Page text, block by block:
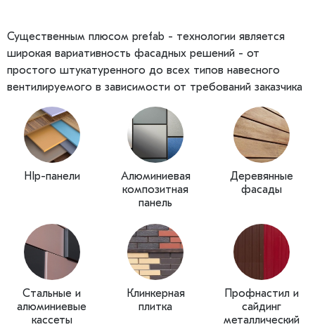
Существенным плюсом prefab - технологии является
широкая вариативность фасадных решений - от
простого штукатуренного до всех типов навесного
вентилируемого в зависимости от требований заказчика
HIp-панели
Алюминиевая
композитная
панель
Деревянные
фасады
Стальные и
алюминиевые
кассеты
Клинкерная
плитка
Профнастил и
сайдинг
металлический